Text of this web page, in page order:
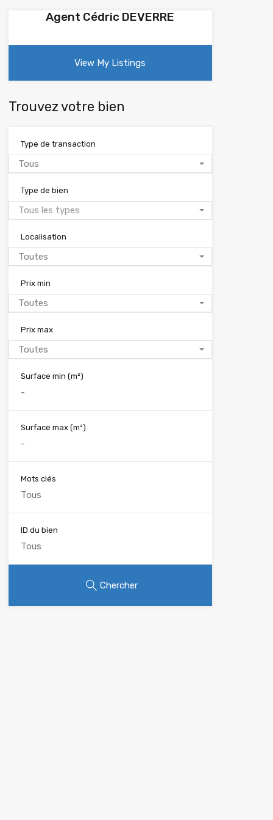
Agent Cédric DEVERRE
View My Listings
Trouvez votre bien
Type de transaction
Tous
Type de bien
Tous les types
Localisation
Toutes
Prix min
Toutes
Prix max
Toutes
Surface min (m²)
Surface max (m²)
Mots clés
ID du bien
Chercher